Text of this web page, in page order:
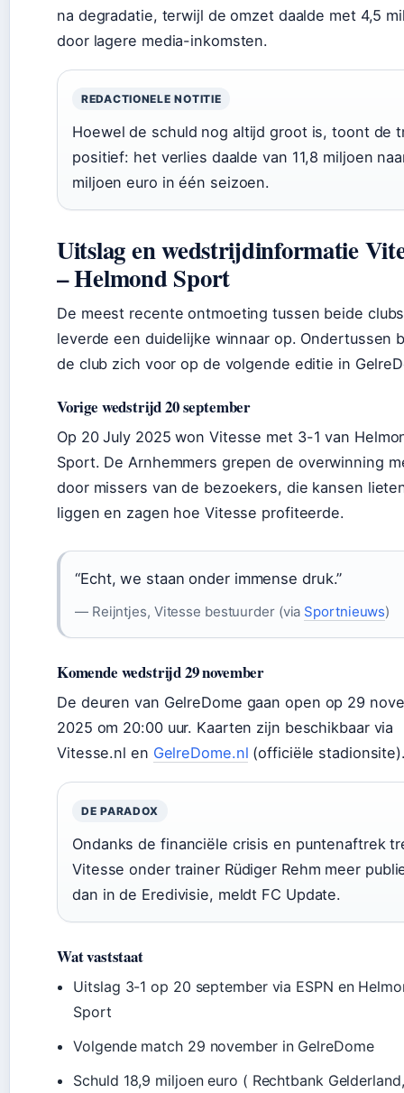
na degradatie, terwijl de omzet daalde met 4,5
door lagere media-inkomsten.
REDACTIONELE NOTITIE
Hoewel de schuld nog altijd groot is, toont de
positief: het verlies daalde van 11,8 miljoen
miljoen euro in één seizoen.
Uitslag en wedstrijdinformatie
– Helmond Sport
De meest recente ontmoeting tussen beide clubs
leverde een duidelijke winnaar op. Ondertussen
de club zich voor op de volgende editie in
Vorige wedstrijd 20 september
Op 20 July 2025 won Vitesse met 3-1 van
Sport. De Arnhemmers grepen de overwinning
door missers van de bezoekers, die kansen
liggen en zagen hoe Vitesse profiteerde.
“Echt, we staan onder immense druk.”
— Reijntjes, Vitesse bestuurder (via Sportnieuws)
Komende wedstrijd 29 november
De deuren van GelreDome gaan open op 29
2025 om 20:00 uur. Kaarten zijn beschikbaar via
Vitesse.nl en GelreDome.nl (officiële
DE PARADOX
Ondanks de financiële crisis en puntenaftrek
Vitesse onder trainer Rüdiger Rehm meer
dan in de Eredivisie, meldt FC Update.
Wat vaststaat
Uitslag 3-1 op 20 september via ESPN en
Sport
Volgende match 29 november in GelreDome
Schuld 18,9 miljoen euro ( Rechtbank